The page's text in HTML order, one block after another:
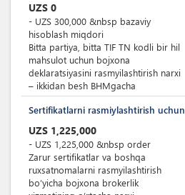
UZS 0
- UZS 300,000 &nbsp bazaviy
hisoblash miqdori
Bitta partiya, bitta TIF TN kodli bir hil
mahsulot uchun bojxona
deklaratsiyasini rasmyilashtirish narxi
– ikkidan besh BHMgacha
Sertifikatlarni rasmiylashtirish uchun
UZS 1,225,000
- UZS 1,225,000 &nbsp order
Zarur sertifikatlar va boshqa
ruxsatnomalarni rasmyilashtirish
bo’yicha bojxona brokerlik